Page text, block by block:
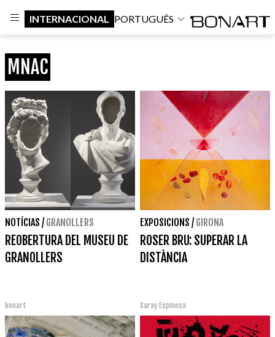
INTERNACIONAL PORTUGUÊS
MNAC
NOTÍCIAS / GRANOLLERS
REOBERTURA DEL MUSEU DE
GRANOLLERS
bonart
EXPOSICIONS / GIRONA
ROSER BRU: SUPERAR LA
DISTÀNCIA
Saray Espinosa